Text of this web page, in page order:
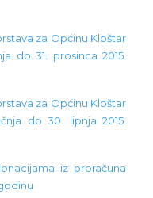
za Općinu Kloštar
do 31. prosinca 2015.
za Općinu Kloštar
do 30. lipnja 2015.
iz proračuna